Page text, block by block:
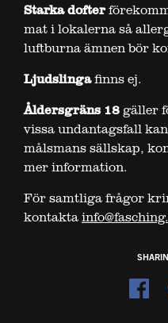
Starka dofter
mat i lokalerna så
luftburna ämnen bör
Ljudslingafinns ej.
Åldersgräns 18gäller
vissa undantagsfall
målsmans sällskap,
mer information.
För samtliga frågor
kontakta